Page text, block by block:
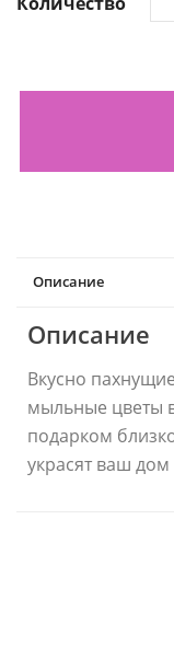
Описание
Описание
Вкусно
мыльные цветы
подарком
украсят ваш